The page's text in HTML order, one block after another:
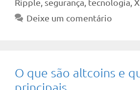
Ripple, segurança, tecnologia,
Deixe um comentário
O que são altcoins e
principais